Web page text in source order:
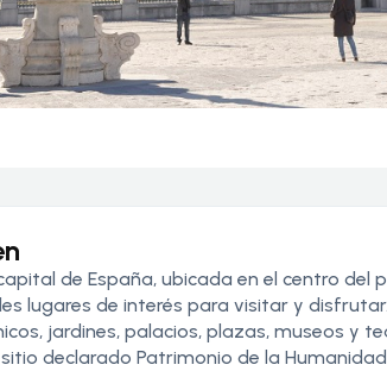
de España, ubicada en el centro del
lugares de interés para visitar y
jardines, palacios, plazas, museos y
declarado Patrimonio de la